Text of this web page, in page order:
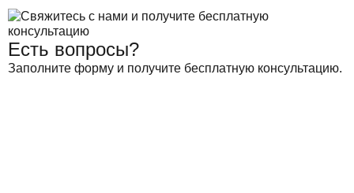
Есть вопросы?
Заполните форму и получите бесплатную консультацию.